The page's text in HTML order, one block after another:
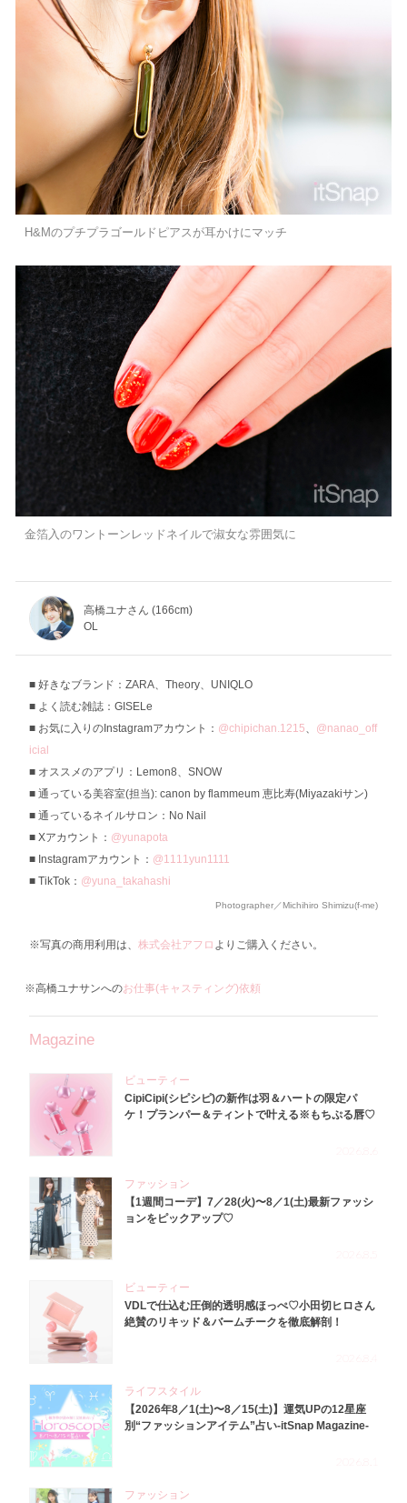
H&Mのプチプラゴールドピアスが耳かけにマッチ
金箔入のワントーンレッドネイルで淑女な雰囲気に
高橋ユナさん (166cm)
OL
好きなブランド：ZARA、Theory、UNIQLO
よく読む雑誌：GISELe
お気に入りのInstagramアカウント： @chipichan.1215、 @nanao_off
icial
オススメのアプリ：Lemon8、SNOW
通っている美容室(担当): canon by flammeum 恵比寿(Miyazakiサン)
通っているネイルサロン：No Nail
Xアカウント： @yunapota
Instagramアカウント： @1111yun1111
TikTok： @yuna_takahashi
Photographer／Michihiro Shimizu(f-me)
※写真の商用利用は、 株式会社アフロ よりご購入ください。
※高橋ユナサンへのお仕事(キャスティング)依頼
Magazine
ビューティー
CipiCipi(シピシピ)の新作は羽＆ハートの限定パ
ケ！プランパー＆ティントで叶える※もちぷる唇♡
ファッション
【1週間コーデ】7／28(火)〜8／1(土)最新ファッシ
ョンをピックアップ♡
ビューティー
VDLで仕込む圧倒的透明感ほっぺ♡小田切ヒロさん
絶賛のリキッド＆バームチークを徹底解剖！
ライフスタイル
【2026年8／1(土)〜8／15(土)】運気UPの12星座
別“ファッションアイテム”占い-itSnap Magazine-
ファッション